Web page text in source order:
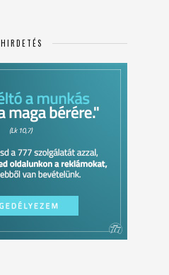
HIRDETÉS